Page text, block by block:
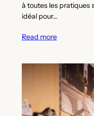
à toutes les pratiques
idéal pour…
Read more